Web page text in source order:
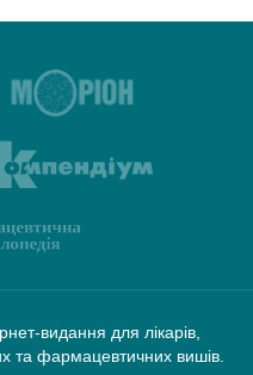
видання для лікарів,
та фармацевтичних вишів.